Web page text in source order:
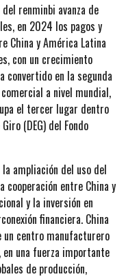
renminbi avanza de
en 2024 los pagos y
China y América Latina
con un crecimiento
convertido en la segunda
a nivel mundial,
el tercer lugar dentro
(DEG) del Fondo
ampliación del uso del
cooperación entre China y
y la inversión en
financiera. China
un centro manufacturero
una fuerza importante
de producción,